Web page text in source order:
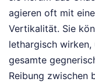
agieren oft mit
Vertikalität. Sie
lethargisch
gesamte
Reibung zwischen